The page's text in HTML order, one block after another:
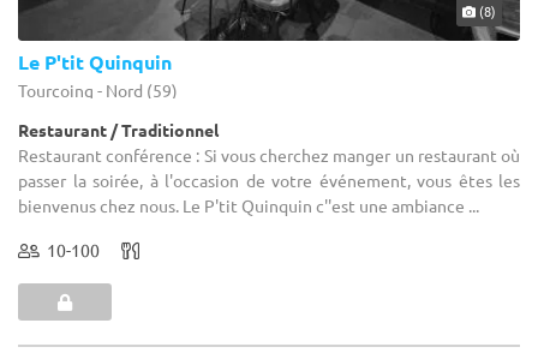
(8)
Le P'tit Quinquin
Tourcoing - Nord (59)
Restaurant / Traditionnel
Restaurant conférence : Si vous cherchez manger un restaurant où
passer la soirée, à l'occasion de votre événement, vous êtes les
bienvenus chez nous. Le P'tit Quinquin c''est une ambiance ...
10-100